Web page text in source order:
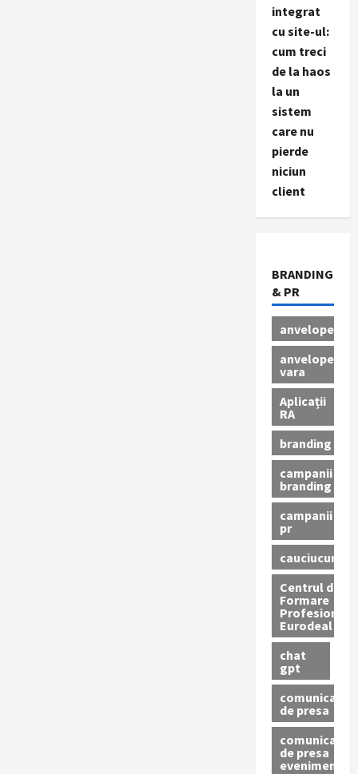
integrat
cu site-ul:
cum treci
de la haos
la un
sistem
care nu
pierde
niciun
client
BRANDING
& PR
anvelope
anvelope
vara
Aplicații
RA
branding
campanii
branding
campanii
pr
cauciucuri
Centrul de
Formare
Profesionala
Eurodeal
chat
gpt
comunicat
de presa
comunicat
de presa
eveniment